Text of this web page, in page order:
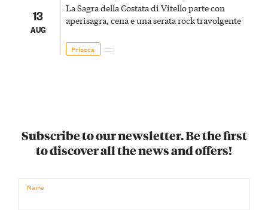
13
AUG
La Sagra della Costata di Vitello parte con
aperisagra, cena e una serata rock travolgente
Priocca
Subscribe to our newsletter. Be the first
to discover all the news and offers!
Name